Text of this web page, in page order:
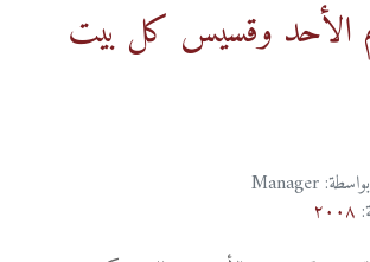
الأحد وقسيس كل بيت
Manager
٢٠٠٨